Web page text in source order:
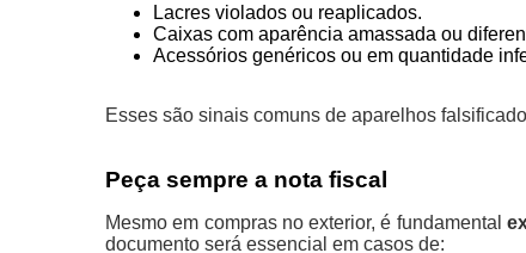
Lacres violados ou reaplicados.
Caixas com aparência amassada ou
Acessórios genéricos ou em quantidade
Esses são sinais comuns de aparelhos
Peça sempre a nota fiscal
Mesmo em compras no exterior, é fundamental
documento será essencial em casos de: